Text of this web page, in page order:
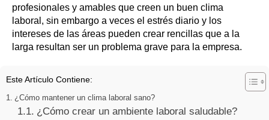
profesionales y amables que creen un buen clima
laboral, sin embargo a veces el estrés diario y los
intereses de las áreas pueden crear rencillas que a la
larga resultan ser un problema grave para la empresa.
Este Artículo Contiene:
¿Cómo mantener un clima laboral sano?
¿Cómo crear un ambiente laboral saludable?